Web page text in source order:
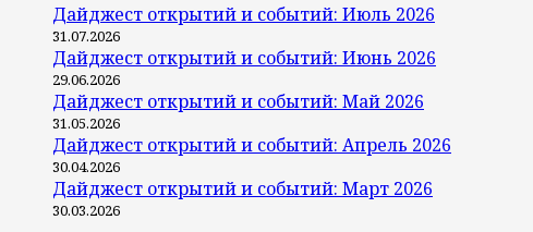
Дайджест открытий и событий: Июль 2026
31.07.2026
Дайджест открытий и событий: Июнь 2026
29.06.2026
Дайджест открытий и событий: Май 2026
31.05.2026
Дайджест открытий и событий: Апрель 2026
30.04.2026
Дайджест открытий и событий: Март 2026
30.03.2026